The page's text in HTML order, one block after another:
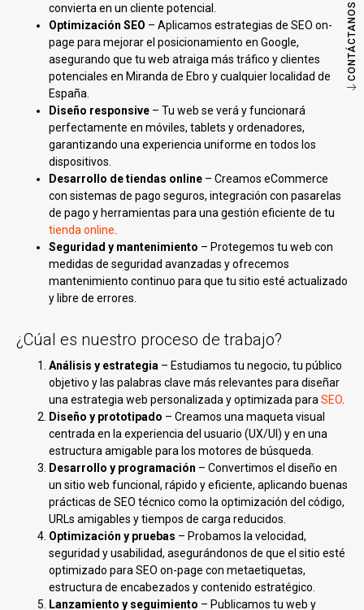
CONTÁCTANOS
convierta en un cliente potencial.
Optimización SEO – Aplicamos estrategias de SEO on-
page para mejorar el posicionamiento en Google,
asegurando que tu web atraiga más tráfico y clientes
potenciales en Miranda de Ebro y cualquier localidad de
España.
Diseño responsive – Tu web se verá y funcionará
perfectamente en móviles, tablets y ordenadores,
garantizando una experiencia uniforme en todos los
dispositivos.
Desarrollo de tiendas online – Creamos eCommerce
con sistemas de pago seguros, integración con pasarelas
de pago y herramientas para una gestión eficiente de tu
tienda online
Seguridad y mantenimiento – Protegemos tu web con
medidas de seguridad avanzadas y ofrecemos
mantenimiento continuo para que tu sitio esté actualizado
y libre de errores.
¿Cúal es nuestro proceso de trabajo?
Análisis y estrategia – Estudiamos tu negocio, tu público
objetivo y las palabras clave más relevantes para diseñar
una estrategia web personalizada y optimizada para SEO
Diseño y prototipado – Creamos una maqueta visual
centrada en la experiencia del usuario (UX/UI) y en una
estructura amigable para los motores de búsqueda.
Desarrollo y programación – Convertimos el diseño en
un sitio web funcional, rápido y eficiente, aplicando buenas
prácticas de SEO técnico como la optimización del código,
URLs amigables y tiempos de carga reducidos.
Optimización y pruebas – Probamos la velocidad,
seguridad y usabilidad, asegurándonos de que el sitio esté
optimizado para SEO on-page con metaetiquetas,
estructura de encabezados y contenido estratégico.
Lanzamiento y seguimiento – Publicamos tu web y